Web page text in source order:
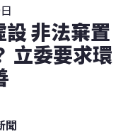
設 非法棄置
立委要求環
聞